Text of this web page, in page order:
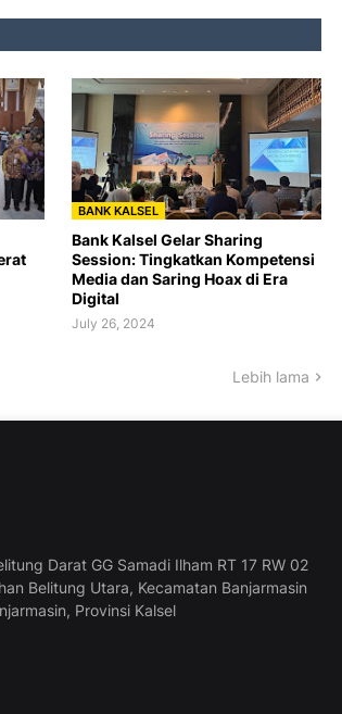
BANK KALSEL
Bank Kalsel Gelar Sharing
Session: Tingkatkan Kompetensi
Media dan Saring Hoax di Era
Digital
July 26, 2024
Lebih lama
Darat GG Samadi Ilham RT 17 RW 02
Belitung Utara, Kecamatan Banjarmasin
Provinsi Kalsel